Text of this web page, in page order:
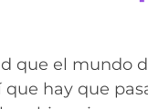
que el mundo
que hay que